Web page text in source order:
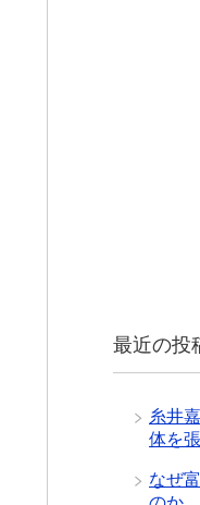
最近の投
糸井
体を
なぜ